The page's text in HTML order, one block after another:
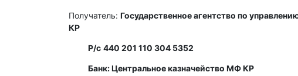
Получатель: Государственное агентство по
КР
Р/с 440 201 110 304 5352
Банк: Центральное казначейство МФ КР